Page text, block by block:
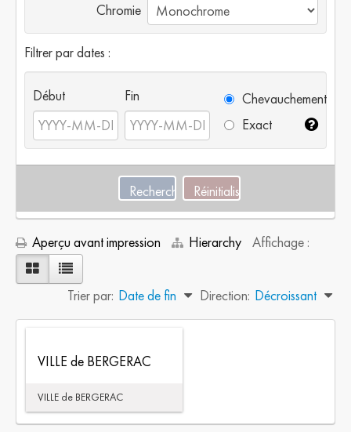
Chromie
Filtrer par dates :
Début Fin
Chevauchement
Exact
Aperçu avant impression Hierarchy Affichage :
Trier par: Date de fin Direction: Décroissant
VILLE de BERGERAC
VILLE de BERGERAC